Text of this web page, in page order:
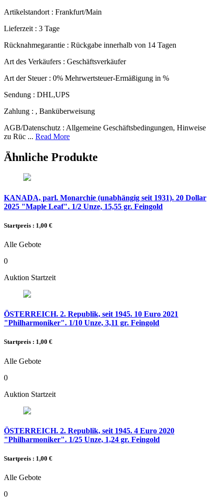
Artikelstandort : Frankfurt/Main
Lieferzeit : 3 Tage
Rücknahmegarantie : Rückgabe innerhalb von 14 Tagen
Art des Verkäufers : Geschäftsverkäufer
Art der Steuer : 0% Mehrwertsteuer-Ermäßigung in %
Sendung : DHL,UPS
Zahlung : , Banküberweisung
AGB/Datenschutz : Allgemeine Geschäftsbedingungen, Hinweise
zu Rüc ... Read More
Ähnliche Produkte
KANADA, parl. Monarchie (unabhängig seit 1931). 20 Dollar
2025 "Maple Leaf". 1/2 Unze, 15,55 gr. Feingold
Startpreis : 1,00 €
Alle Gebote
0
Auktion Startzeit
ÖSTERREICH. 2. Republik, seit 1945. 10 Euro 2021
"Philharmoniker". 1/10 Unze, 3,11 gr. Feingold
Startpreis : 1,00 €
Alle Gebote
0
Auktion Startzeit
ÖSTERREICH. 2. Republik, seit 1945. 4 Euro 2020
"Philharmoniker". 1/25 Unze, 1,24 gr. Feingold
Startpreis : 1,00 €
Alle Gebote
0